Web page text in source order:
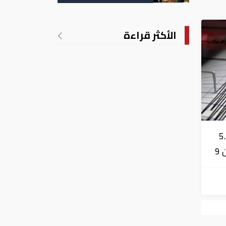
5.7
درجة يشعر به سكان 9
الأكثر قراءة